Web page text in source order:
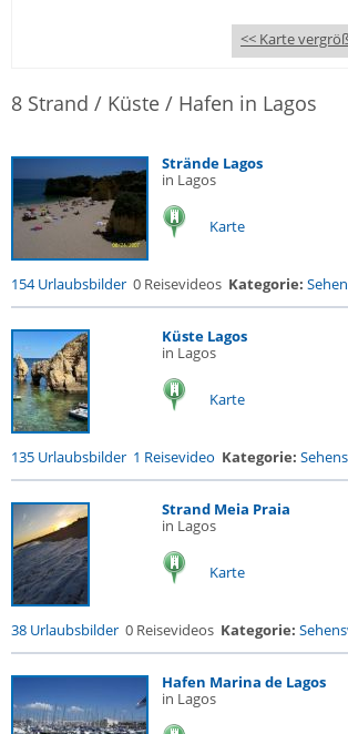
<< Karte
8 Strand / Küste / Hafen in Lagos
Strände Lagos
in Lagos
Karte
154 Urlaubsbilder 0 Reisevideos Kategorie:
Küste Lagos
in Lagos
Karte
135 Urlaubsbilder 1 Reisevideo Kategorie:
Strand Meia Praia
in Lagos
Karte
38 Urlaubsbilder 0 Reisevideos Kategorie:
Hafen Marina de Lagos
in Lagos